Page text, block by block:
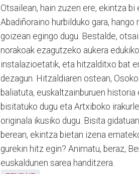
Otsailean, hain zuzen ere, ekintza
Abadiñoraino hurbilduko gara,
goizean egingo dugu. Bestalde,
norakoak ezagutzeko aukera
instalazioetatik, eta hitzalditxo bat
dezagun. Hitzaldiaren ostean,
baliatuta, euskaltzainburuen
bisitatuko dugu eta Artxiboko
originala ikusiko dugu. Bisita
berean, ekintza bietan izena
gurekin hitz egin? Animatu, beraz,
euskaldunen sarea handitzera.